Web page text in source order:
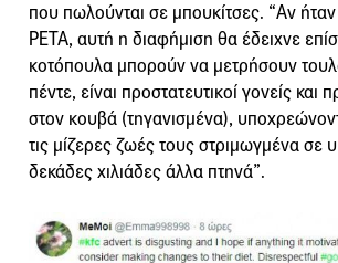
που πωλούνται σε μπουκίτσες. “Αν ήταν
PETA, αυτή η διαφήμιση θα έδειχνε
κοτόπουλα μπορούν να μετρήσουν
πέντε, είναι προστατευτικοί γονείς και
στον κουβά (τηγανισμένα),
τις μίζερες ζωές τους στριμωγμένα σε
δεκάδες χιλιάδες άλλα πτηνά”.